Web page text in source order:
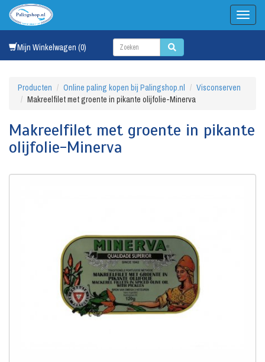
Mijn Winkelwagen (0)
Producten Online paling kopen bij Palingshop.nl
Visconserven
Makreelfilet met groente in pikante olijfolie-Minerva
Makreelfilet met groente in pikante
olijfolie-Minerva